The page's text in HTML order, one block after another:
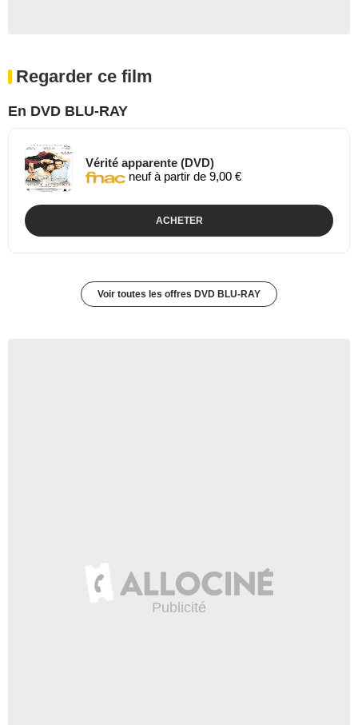
Regarder ce film
En DVD BLU-RAY
Vérité apparente (DVD)
neuf à partir de 9,00 €
ACHETER
Voir toutes les offres DVD BLU-RAY